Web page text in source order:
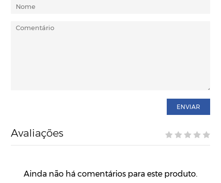
ENVIAR
Avaliações
Ainda não há comentários para este produto.